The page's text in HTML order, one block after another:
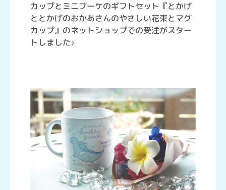
カップとミニブーケのギフトセット『とかげ
ととかげのおかあさんのやさしい花束とマグ
カップ』のネットショップでの受注がスター
トしました♪